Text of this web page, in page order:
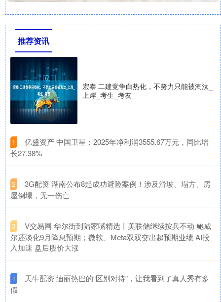
推荐资讯
宏泰 二建竞争白热化，不努力只能被淘汰_
上岸_考生_考友
1
​亿盛资产 中国卫星：2025年净利润3555.67万元，同比增
长27.38%
2
​3G配资 湖南公布8起成功避险案例！涉及滑坡、塌方、房
屋倒塌，无一伤亡
3
​V交易网 华尔街到陆家嘴精选丨美联储继续按兵不动 鲍威
尔还淡化9月降息预期；微软、Meta双双交出超预期业绩 AI投
入加速 盘后股价大涨
4
​天牛配资 迪丽热巴的“区别对待”，让我看到了真人秀有多
假